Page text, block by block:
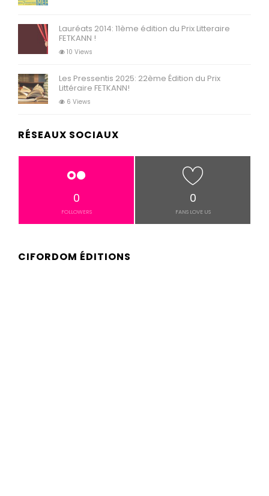
Lauréats 2014: 11ème édition du Prix Litteraire
FETKANN !
10 Views
Les Pressentis 2025: 22ème Édition du Prix
Littéraire FETKANN!
6 Views
RÉSEAUX SOCIAUX
0
FOLLOWERS
0
FANS LOVE US
CIFORDOM ÉDITIONS